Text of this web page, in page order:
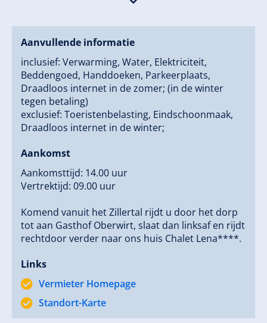
Aanvullende informatie
inclusief: Verwarming, Water, Elektriciteit,
Beddengoed, Handdoeken, Parkeerplaats,
Draadloos internet in de zomer; (in de winter
tegen betaling)
exclusief: Toeristenbelasting, Eindschoonmaak,
Draadloos internet in de winter;
Aankomst
Aankomsttijd: 14.00 uur
Vertrektijd: 09.00 uur
Komend vanuit het Zillertal rijdt u door het dorp
tot aan Gasthof Oberwirt, slaat dan linksaf en rijdt
rechtdoor verder naar ons huis Chalet Lena****.
Links
Vermieter Homepage
Standort-Karte